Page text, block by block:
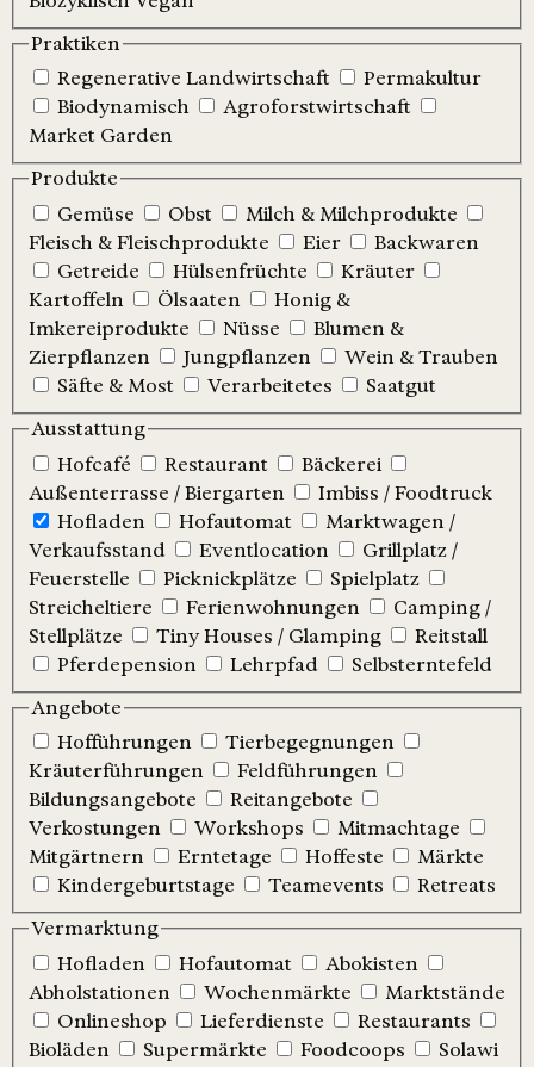
Praktiken
Regenerative Landwirtschaft
Permakultur
Biodynamisch
Agroforstwirtschaft
Market Garden
Produkte
Gemüse
Obst
Milch & Milchprodukte
Fleisch & Fleischprodukte
Eier
Backwaren
Getreide
Hülsenfrüchte
Kräuter
Kartoffeln
Ölsaaten
Honig &
Imkereiprodukte
Nüsse
Blumen &
Zierpflanzen
Jungpflanzen
Wein & Trauben
Säfte & Most
Verarbeitetes
Saatgut
Ausstattung
Hofcafé
Restaurant
Bäckerei
Außenterrasse / Biergarten
Imbiss / Foodtruck
Hofladen
Hofautomat
Marktwagen /
Verkaufsstand
Eventlocation
Grillplatz /
Feuerstelle
Picknickplätze
Spielplatz
Streicheltiere
Ferienwohnungen
Camping /
Stellplätze
Tiny Houses / Glamping
Reitstall
Pferdepension
Lehrpfad
Selbsterntefeld
Angebote
Hofführungen
Tierbegegnungen
Kräuterführungen
Feldführungen
Bildungsangebote
Reitangebote
Verkostungen
Workshops
Mitmachtage
Mitgärtnern
Erntetage Hoffeste
Märkte
Kindergeburtstage
Teamevents
Retreats
Vermarktung
Hofladen
Hofautomat
Abokisten
Abholstationen
Wochenmärkte
Marktstände
Onlineshop
Lieferdienste
Restaurants
Bioläden
Supermärkte Foodcoops
Solawi